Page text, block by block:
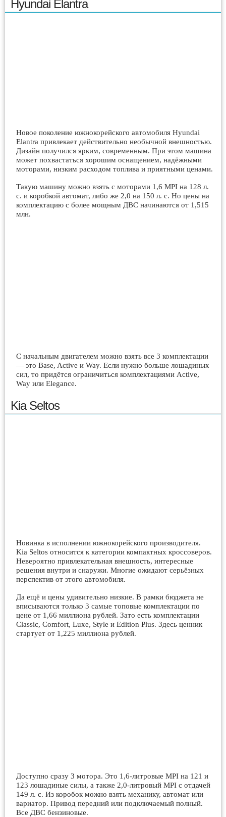
Hyundai Elantra
Новое поколение южнокорейского автомобиля Hyundai
Elantra привлекает действительно необычной внешностью.
Дизайн получился ярким, современным. При этом машина
может похвастаться хорошим оснащением, надёжными
моторами, низким расходом топлива и приятными ценами.
Такую машину можно взять с моторами 1,6 MPI на 128 л.
с. и коробкой автомат, либо же 2,0 на 150 л. с. Но цены на
комплектацию с более мощным ДВС начинаются от 1,515
млн.
С начальным двигателем можно взять все 3 комплектации
— это Base, Active и Way. Если нужно больше лошадиных
сил, то придётся ограничиться комплектациями Active,
Way или Elegance.
Kia Seltos
Новинка в исполнении южнокорейского производителя.
Kia Seltos относится к категории компактных кроссоверов.
Невероятно привлекательная внешность, интересные
решения внутри и снаружи. Многие ожидают серьёзных
перспектив от этого автомобиля.
Да ещё и цены удивительно низкие. В рамки бюджета не
вписываются только 3 самые топовые комплектации по
цене от 1,66 миллиона рублей. Зато есть комплектации
Classic, Comfort, Luxe, Style и Edition Plus. Здесь ценник
стартует от 1,225 миллиона рублей.
Доступно сразу 3 мотора. Это 1,6-литровые MPI на 121 и
123 лошадиные силы, а также 2,0-литровый MPI с отдачей
149 л. с. Из коробок можно взять механику, автомат или
вариатор. Привод передний или подключаемый полный.
Все ДВС бензиновые.